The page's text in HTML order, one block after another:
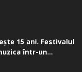
15 ani. Festivalul
într-un...